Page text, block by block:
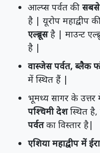
आल्प्स पर्वत की सबसे
है | यूरोप महाद्वीप
एल्ब्रूसहै | माउन्ट
है |
वास्जेस पर्वत, ब्लैक
में स्थित हैं |
भूमध्य सागर के उत्तर
पश्चिमी देशस्थित
पर्वतका विस्तार है|
एशिया महाद्वीप में